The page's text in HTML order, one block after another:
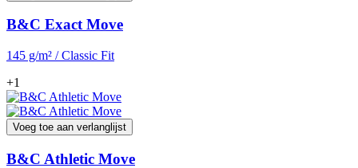
B&C Exact Move
145 g/m² / Classic Fit
+1
Voeg toe aan verlanglijst
B&C Athletic Move